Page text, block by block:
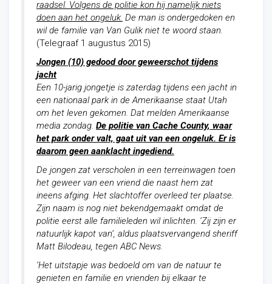
raadsel. Volgens de politie kon hij namelijk niets
doen aan het ongeluk. De man is ondergedoken en
wil de familie van Van Gulik niet te woord staan.
(Telegraaf 1 augustus 2015)
Jongen (10) gedood door geweerschot tijdens
jacht
Een 10-jarig jongetje is zaterdag tijdens een jacht in
een nationaal park in de Amerikaanse staat Utah
om het leven gekomen. Dat melden Amerikaanse
media zondag. De politie van Cache County, waar
het park onder valt, gaat uit van een ongeluk. Er is
daarom geen aanklacht ingediend.
De jongen zat verscholen in een terreinwagen toen
het geweer van een vriend die naast hem zat
ineens afging. Het slachtoffer overleed ter plaatse.
Zijn naam is nog niet bekendgemaakt omdat de
politie eerst alle familieleden wil inlichten. ‘Zij zijn er
natuurlijk kapot van’, aldus plaatsvervangend sheriff
Matt Bilodeau, tegen ABC News.
‘Het uitstapje was bedoeld om van de natuur te
genieten en familie en vrienden bij elkaar te